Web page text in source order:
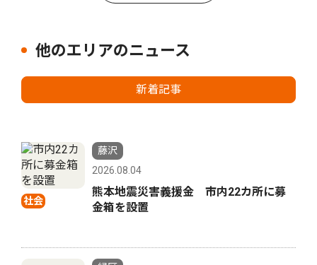
他のエリアのニュース
新着記事
社会
藤沢
2026.08.04
熊本地震災害義援金 市内22カ所に募
金箱を設置